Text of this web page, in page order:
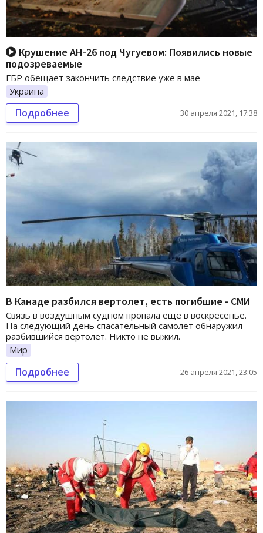
Крушение АН-26 под Чугуевом: Появились новые
подозреваемые
ГБР обещает закончить следствие уже в мае
Украина
Подробнее 30 апреля 2021, 17:38
В Канаде разбился вертолет, есть погибшие - СМИ
Связь в воздушным судном пропала еще в воскресенье.
На следующий день спасательный самолет обнаружил
разбившийся вертолет. Никто не выжил.
Мир
Подробнее 26 апреля 2021, 23:05